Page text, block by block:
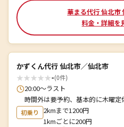
華まる代行 仙北市
料金・詳細を
かずくん代行 仙北市／仙北市
★★★★★-(0件)
20:00～ラスト
時間外は要予約、基本的に木曜定
初乗り
2kmまで1200円
1kmごとに200円